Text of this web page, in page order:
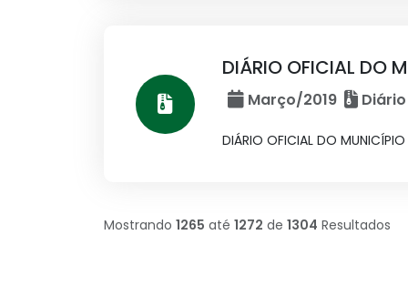
DIÁRIO OFICIAL DO
Março/2019
DIÁRIO OFICIAL DO
Mostrando 1265 até 1272 de 1304 Resultados